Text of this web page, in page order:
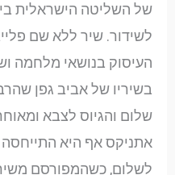
של השליטה הישראלית
לשידור. שיר ללא שם
העיסוק בנושאי מלחמה
בשיריו של אביב גפן
שלום והגיוס לצבא
אתניקס אף היא
לשלום, כשהמפורסם